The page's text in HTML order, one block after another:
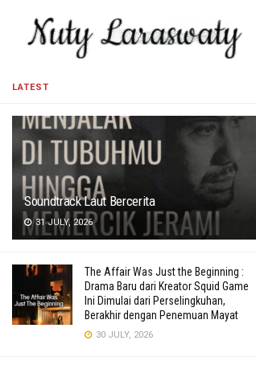
LATEST
Soundtrack Laut Bercerita
31 JULY, 2026
The Affair Was Just the Beginning :
Drama Baru dari Kreator Squid Game
Ini Dimulai dari Perselingkuhan,
Berakhir dengan Penemuan Mayat
30 JULY, 2026